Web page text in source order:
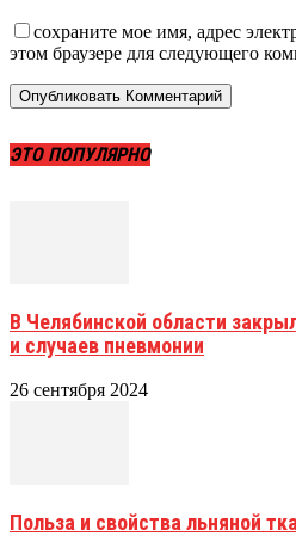
сохраните мое имя, адрес
этом браузере для следующего
ЭТО ПОПУЛЯРНО
В Челябинской области
и случаев пневмонии
26 сентября 2024
Польза и свойства льняной